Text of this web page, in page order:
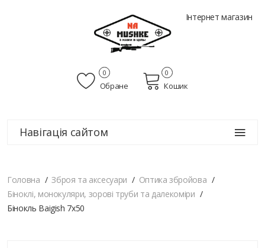
Інтернет магазин
Обране
0
Кошик
0
Навігація сайтом
Головна Зброя та аксесуари
Оптика збройова
Біноклі, монокуляри, зорові труби та далекоміри
Бінокль Baigish 7x50